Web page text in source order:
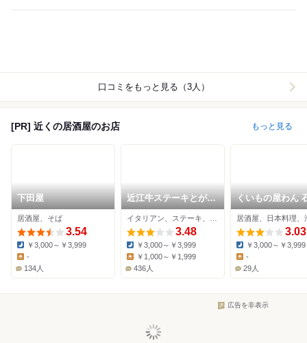
口コミをもっと見る（3人）
[PR] 近くの居酒屋のお店 もっと見る
下田屋
居酒屋、そば
3.54
Dinner:
￥3,000～￥3,999
-
134人
近江牛ステーキとがぶ
飲みワイン ニクバル
モダンミール 大津店
3.48
Dinner:
￥3,000～￥3,999
￥1,000～￥1,999
436人
くいもの屋わん
駅前店
居酒屋、日本料理、
3.03
Dinner:
￥3,000～￥3,999
Lunch:
-
29人
広告を非表示